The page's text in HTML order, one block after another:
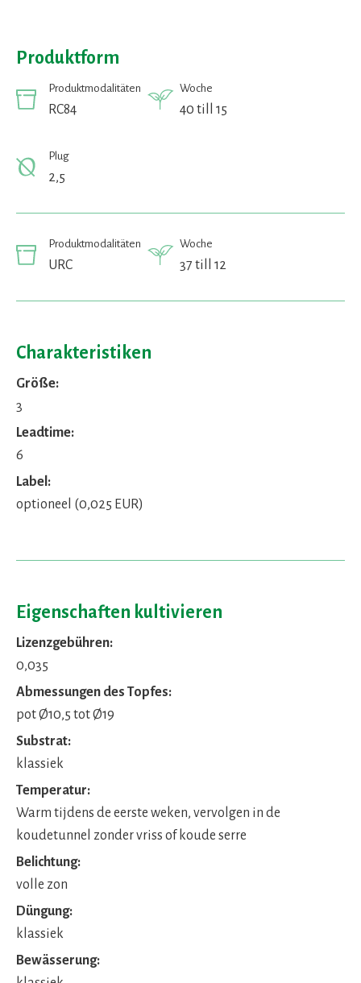
Produktform
Produktmodalitäten
RC84
Woche
40 till 15
Plug
2,5
Produktmodalitäten
URC
Woche
37 till 12
Charakteristiken
Größe:
3
Leadtime:
6
Label:
optioneel (0,025 EUR)
Eigenschaften kultivieren
Lizenzgebühren:
0,035
Abmessungen des Topfes:
pot Ø10,5 tot Ø19
Substrat:
klassiek
Temperatur:
Warm tijdens de eerste weken, vervolgen in de
koudetunnel zonder vriss of koude serre
Belichtung:
volle zon
Düngung:
klassiek
Bewässerung: